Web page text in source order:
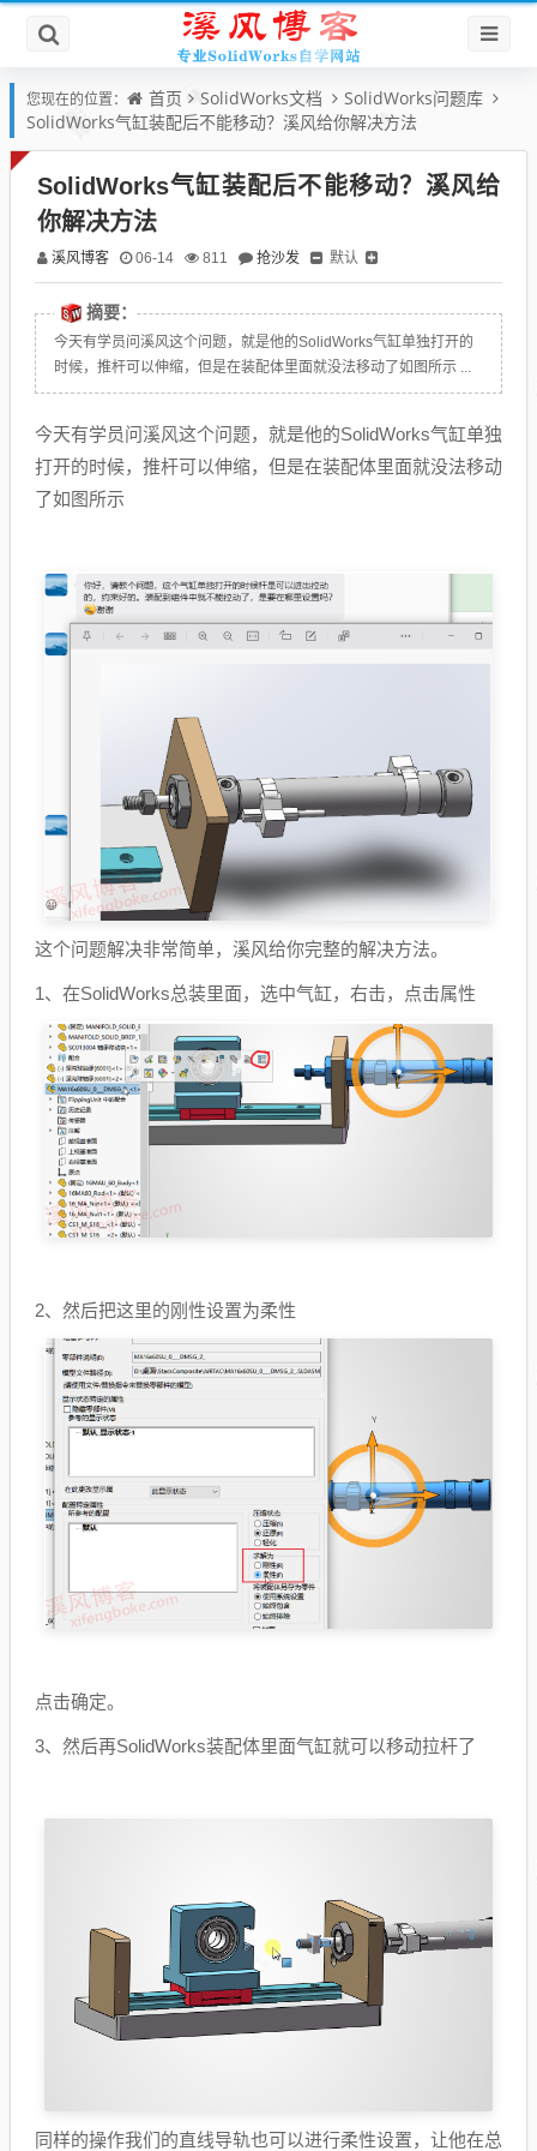
您现在的位置： 首页 SolidWorks文档
SolidWorks问题库
SolidWorks气缸装配后不能移动？溪风给你解决方法
SolidWorks气缸装配后不能移动？溪风给
你解决方法
溪风博客 06-14 811 抢沙发 默认
摘要：
今天有学员问溪风这个问题，就是他的SolidWorks气缸单独打开的
时候，推杆可以伸缩，但是在装配体里面就没法移动了如图所示 ...
今天有学员问溪风这个问题，就是他的SolidWorks气缸单独
打开的时候，推杆可以伸缩，但是在装配体里面就没法移动
了如图所示
这个问题解决非常简单，溪风给你完整的解决方法。
1、在SolidWorks总装里面，选中气缸，右击，点击属性
2、然后把这里的刚性设置为柔性
点击确定。
3、然后再SolidWorks装配体里面气缸就可以移动拉杆了
同样的操作我们的直线导轨也可以进行柔性设置，让他在总